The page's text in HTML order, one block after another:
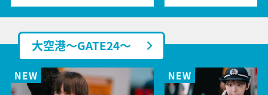
大空港～GATE24～